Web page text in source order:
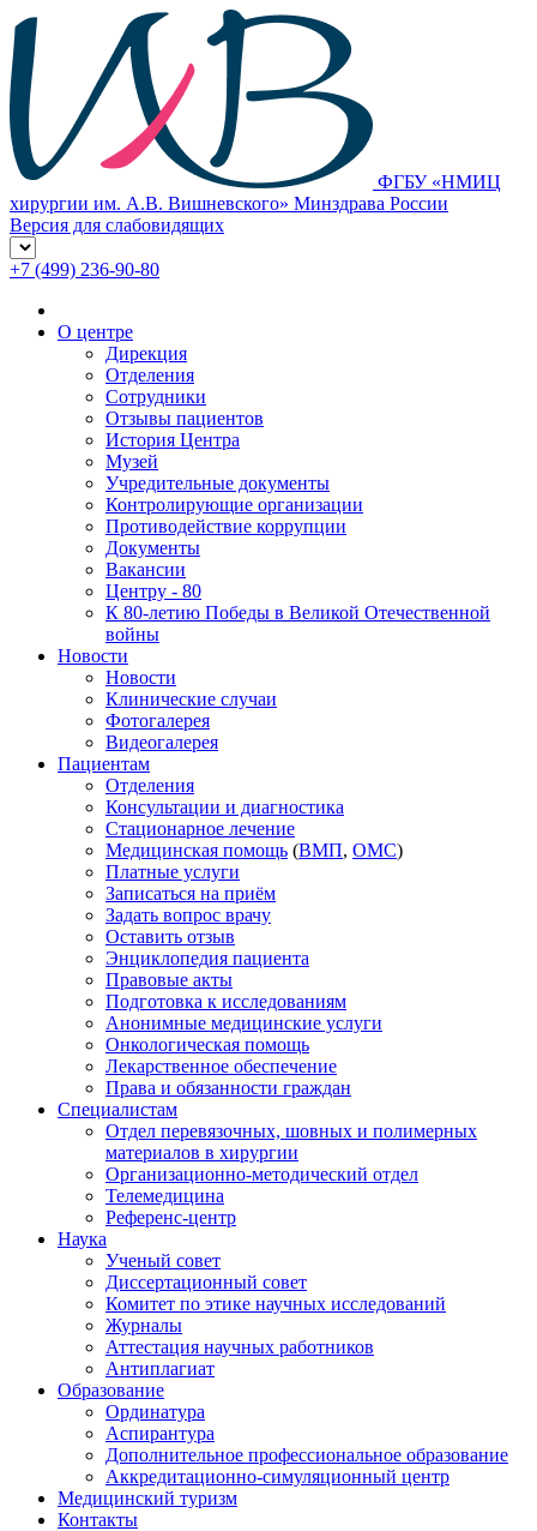
ФГБУ «НМИЦ
хирургии им. А.В. Вишневского» Минздрава России
Версия для слабовидящих
+7 (499) 236-90-80
О центре
Дирекция
Отделения
Сотрудники
Отзывы пациентов
История Центра
Музей
Учредительные документы
Контролирующие организации
Противодействие коррупции
Документы
Вакансии
Центру - 80
К 80-летию Победы в Великой Отечественной
войны
Новости
Новости
Клинические случаи
Фотогалерея
Видеогалерея
Пациентам
Отделения
Консультации и диагностика
Стационарное лечение
Медицинская помощь (ВМП, ОМС)
Платные услуги
Записаться на приём
Задать вопрос врачу
Оставить отзыв
Энциклопедия пациента
Правовые акты
Подготовка к исследованиям
Анонимные медицинские услуги
Онкологическая помощь
Лекарственное обеспечение
Права и обязанности граждан
Специалистам
Отдел перевязочных, шовных и полимерных
материалов в хирургии
Организационно-методический отдел
Телемедицина
Референс-центр
Наука
Ученый совет
Диссертационный совет
Комитет по этике научных исследований
Журналы
Аттестация научных работников
Антиплагиат
Образование
Ординатура
Аспирантура
Дополнительное профессиональное образование
Аккредитационно-симуляционный центр
Медицинский туризм
Контакты